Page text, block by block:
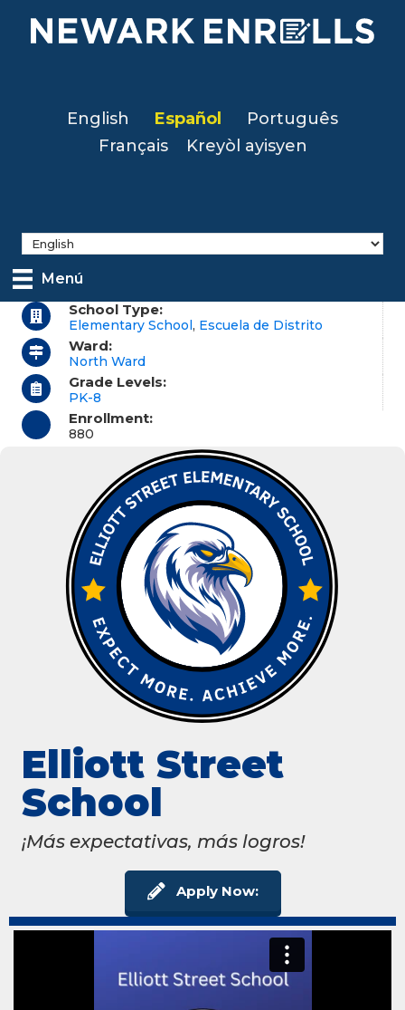
English Español
Português
Français
Kreyòl ayisyen
Menú
School Type:
Elementary School , Escuela de Distrito
Ward:
North Ward
Grade Levels:
PK-8
Enrollment:
880
Elliott Street
School
¡Más expectativas, más logros!
Apply Now: